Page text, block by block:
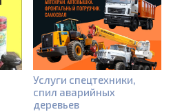
Услуги спецтехники,
спил аварийных
деревьев